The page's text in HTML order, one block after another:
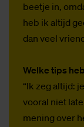
beetje in,
heb ik altijd
dan veel
Welke tips
“Ik zeg altijd:
vooral niet
mening over